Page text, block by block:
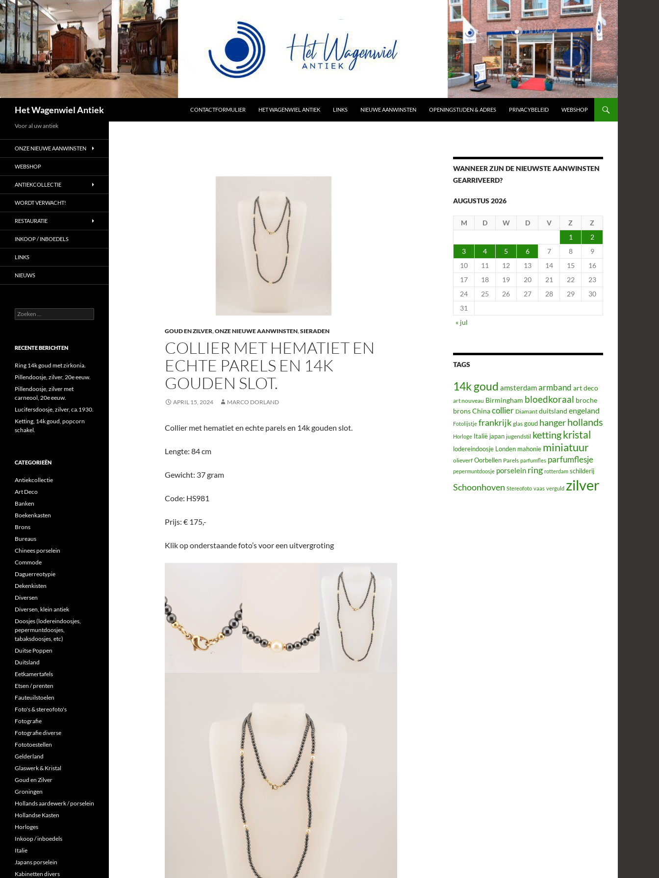
Het Wagenwiel Antiek
CONTACTFORMULIER
HET WAGENWIEL ANTIEK LINKS NIEUWE AANWINSTEN OPENINGSTIJDEN & ADRES PRIVACYBELEID WEBSHOP
GOUD EN ZILVER,ONZE NIEUWE AANWINSTEN,SIERADEN
COLLIER MET HEMATIET EN
ECHTE PARELS EN 14K
GOUDEN SLOT.
APRIL 15, 2024 MARCO DORLAND
Collier met hematiet en echte parels en 14k gouden slot.
Lengte: 84 cm
Gewicht: 37 gram
Code: HS981
Prijs: € 175,-
Klik op onderstaande foto’s voor een uitvergroting
WANNEER ZIJN DE NIEUWSTE AANWINSTEN
GEARRIVEERD?
AUGUSTUS 2026
M D W D V Z
Z
1
2
3
4 5 6 7 8
9
10
11 12 13 14 15
16
17
18 19 20 21 22
23
24
25 26 27 28 29
30
31
« jul
TAGS
14k goud amsterdamarmband art deco
art nouveau Birmingham bloedkoraal broche
bronsChinacollier Diamant duitsland engeland
Fotolijstje frankrijk glas goud hangerhollands
Horloge Italië japan jugendstil kettingkristal
lodereindoosje Londen mahonie miniatuur
olieverf Oorbellen Parels parfumfles parfumflesje
pepermuntdoosje porselein ring rotterdam schilderij
Schoonhoven Stereofoto vaas verguld zilver
Voor al uw antiek
ONZE NIEUWE AANWINSTEN
WEBSHOP
ANTIEKCOLLECTIE
WORDT VERWACHT!
RESTAURATIE
INKOOP / INBOEDELS
LINKS
NIEUWS
Zoeken
naar:
RECENTE BERICHTEN
Ring 14k goud met zirkonia.
Pillendoosje, zilver, 20e eeuw.
Pillendoosje, zilver met
carneool, 20e eeuw.
Lucifersdoosje, zilver, ca.1930.
Ketting, 14k goud, popcorn
schakel.
CATEGORIEËN
Antiekcollectie
Art Deco
Banken
Boekenkasten
Brons
Bureaus
Chinees porselein
Commode
Daguerreotypie
Dekenkisten
Diversen
Diversen, klein antiek
Doosjes (lodereindoosjes,
pepermuntdoosjes,
tabaksdoosjes, etc)
Duitse Poppen
Duitsland
Eetkamertafels
Etsen / prenten
Fauteuilstoelen
Foto's & stereofoto's
Fotografie
Fotografie diverse
Fototoestellen
Gelderland
Glaswerk & Kristal
Goud en Zilver
Groningen
Hollands aardewerk / porselein
Hollandse Kasten
Horloges
Inkoop / inboedels
Italie
Japans porselein
Kabinetten divers